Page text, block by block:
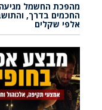
מהפכת החשמל מגיעה
החכמים בדרך,
אלפי שקלים